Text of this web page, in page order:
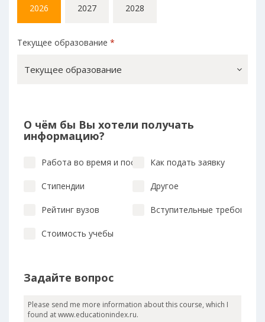
2026 2027 2028
Текущее образование *
Текущее образование
О чём бы Вы хотели получать
информацию?
Работа во время и после учебыКак подать заявку
Стипендии Другое
Рейтинг вузов Вступительные требования
Стоимость учебы
Задайте вопрос